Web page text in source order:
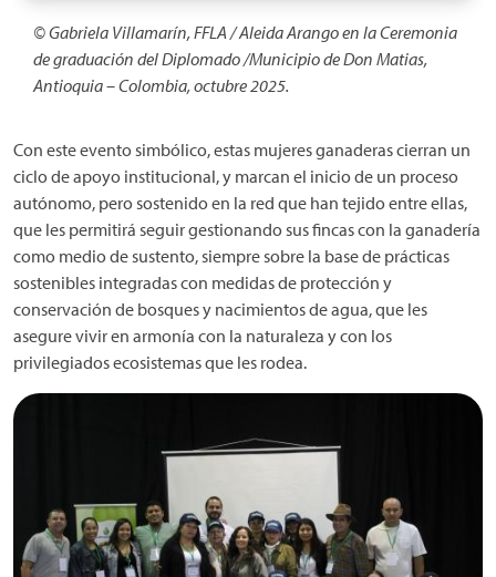
© Gabriela Villamarín, FFLA / Aleida Arango en la Ceremonia
de graduación del Diplomado /Municipio de Don Matias,
Antioquia – Colombia, octubre 2025.
Con este evento simbólico, estas mujeres ganaderas cierran un
ciclo de apoyo institucional, y marcan el inicio de un proceso
autónomo, pero sostenido en la red que han tejido entre ellas,
que les permitirá seguir gestionando sus fincas con la ganadería
como medio de sustento, siempre sobre la base de prácticas
sostenibles integradas con medidas de protección y
conservación de bosques y nacimientos de agua, que les
asegure vivir en armonía con la naturaleza y con los
privilegiados ecosistemas que les rodea.
Imagen